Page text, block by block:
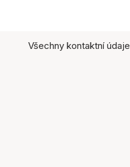
Všechny kontaktní údaje